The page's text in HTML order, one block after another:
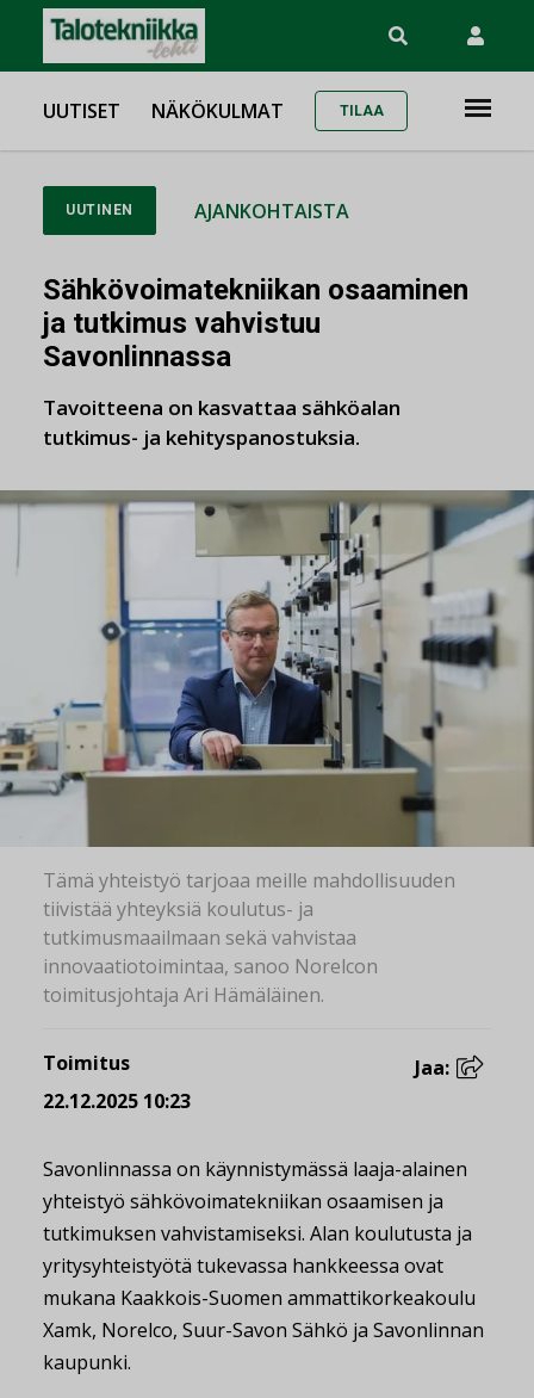
UUTISET NÄKÖKULMAT TILAA
UUTINEN AJANKOHTAISTA
Sähkövoimatekniikan osaaminen
ja tutkimus vahvistuu
Savonlinnassa
Tavoitteena on kasvattaa sähköalan
tutkimus- ja kehityspanostuksia.
Tämä yhteistyö tarjoaa meille mahdollisuuden
tiivistää yhteyksiä koulutus- ja
tutkimusmaailmaan sekä vahvistaa
innovaatiotoimintaa, sanoo Norelcon
toimitusjohtaja Ari Hämäläinen.
Toimitus
22.12.2025 10:23
Jaa:
Savonlinnassa on käynnistymässä laaja-alainen
yhteistyö sähkövoimatekniikan osaamisen ja
tutkimuksen vahvistamiseksi. Alan koulutusta ja
yritysyhteistyötä tukevassa hankkeessa ovat
mukana Kaakkois-Suomen ammattikorkeakoulu
Xamk, Norelco, Suur-Savon Sähkö ja Savonlinnan
kaupunki.